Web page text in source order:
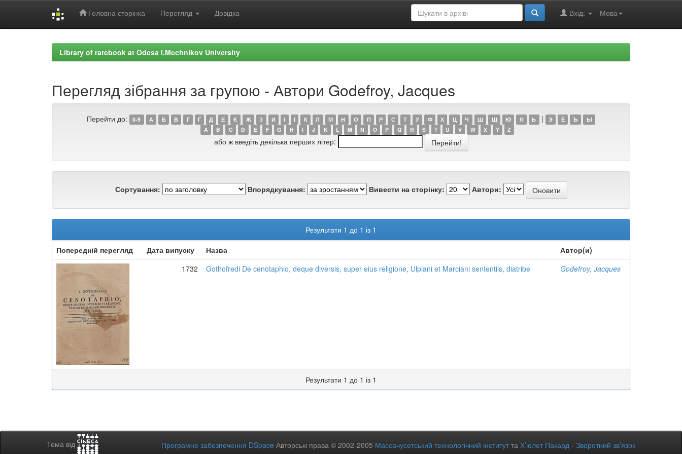
Головна сторінка Перегляд Довідка Мова
Вхід:
Library of rarebook at Odesa I.Mechnikov University
Перегляд зібрання за групою - Автори Godefroy, Jacques
Перейти до: 0-9 А Б В Г Ґ Д Е Є Ж З И І Ї К Л М Н О П Р С Т У Ф Х Ц Ч Ш Щ Ю Я Ь | Э Ё Ъ
Ы
A
B C D E F G H I J K L M N O P Q R S T U V W X Y Z
або ж введіть декілька перших літер:
Сортування: Впорядкування: Вивести на сторінку: Автори:
Результати 1 до 1 із 1
Попередній перегляд
Дата випуску Назва
Автор(и)
1732
Gothofredi De cenotaphio, deque diversis, super eius religione, Ulpiani et Marciani sententiis, diatribe Godefroy, Jacques
Результати 1 до 1 із 1
Тема від Програмне забезпечення DSpace Авторські права © 2002-2005 Массачусетський технологічний інститутта Х’юлет Пакард - Зворотний зв’язок